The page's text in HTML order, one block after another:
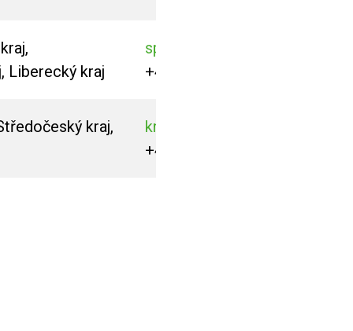
Liberecký kraj
spurny@mbtech.eu
+420 725 928 260
kraj,
knapkova@mbtech.eu
+420 727 845 134